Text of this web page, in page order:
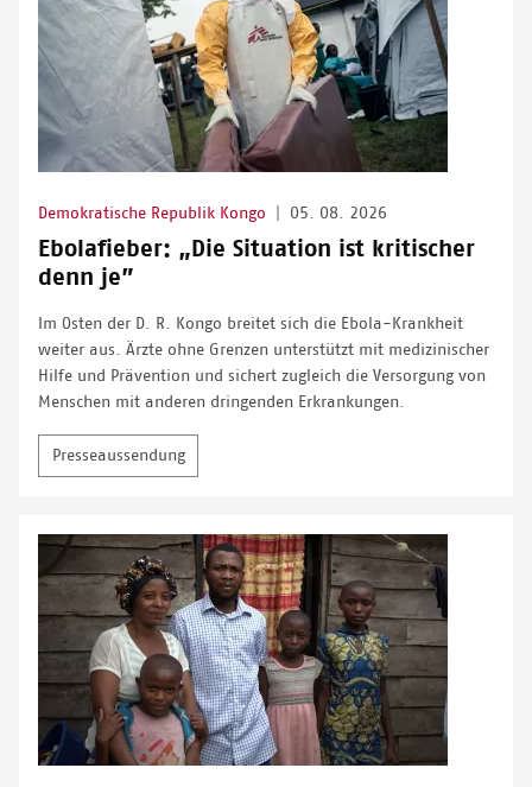
Demokratische Republik Kongo 05. 08. 2026
Ebolafieber: „Die Situation ist kritischer
denn je”
Im Osten der D. R. Kongo breitet sich die Ebola-Krankheit
weiter aus. Ärzte ohne Grenzen unterstützt mit medizinischer
Hilfe und Prävention und sichert zugleich die Versorgung von
Menschen mit anderen dringenden Erkrankungen.
Presseaussendung